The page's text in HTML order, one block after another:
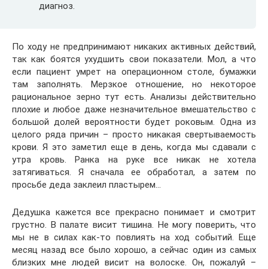
диагноз.
По ходу не предпринимают никаких активных действий,
так как боятся ухудшить свои показатели. Мол, а что
если пациент умрет на операционном столе, бумажки
там заполнять. Мерзкое отношение, но некоторое
рациональное зерно тут есть. Анализы действительно
плохие и любое даже незначительное вмешательство с
большой долей вероятности будет роковым. Одна из
целого ряда причин – просто никакая свертываемость
крови. Я это заметил еще в день, когда мы сдавали с
утра кровь. Ранка на руке все никак не хотела
затягиваться. Я сначала ее обработал, а затем по
просьбе деда заклеил пластырем…
Дедушка кажется все прекрасно понимает и смотрит
грустно. В палате висит тишина. Не могу поверить, что
мы не в силах как-то повлиять на ход событий. Еще
месяц назад все было хорошо, а сейчас один из самых
близких мне людей висит на волоске. Он, пожалуй –